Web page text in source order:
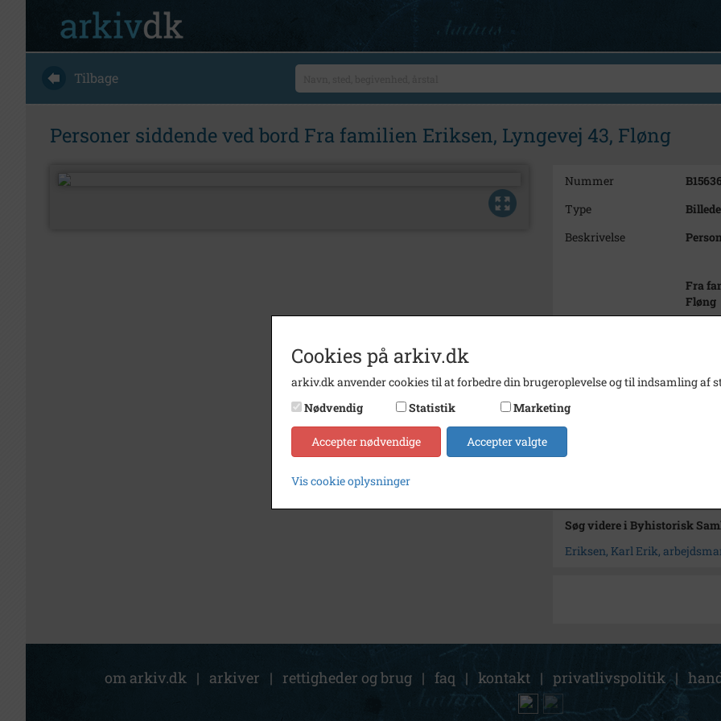
Tilbage
Personer siddende ved bord Fra familien Eriksen, Lyngevej 43, Fløng
Nummer
Type
Beskrivelse
Fra
Fløng
Fotograf
Se på kort
Søg videre i Byhistorisk
Eriksen, Karl Erik,
om arkiv.dk | arkiver | rettigheder og brug | faq | kontakt | privatlivspolitik |
Cookies på arkiv.dk
arkiv.dk anvender cookies til at forbedre din brugeroplevelse og til indsamling af
Nødvendig
Statistik Marketing
Accepter nødvendige Accepter valgte
Vis cookie oplysninger